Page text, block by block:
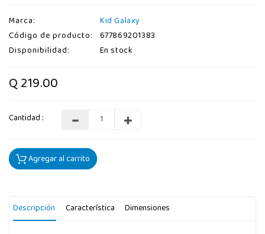
Marca:
Kid Galaxy
Código de producto:
677869201383
Disponibilidad:
En stock
Q 219.00
Cantidad :
Agregar al carrito
Descripción Característica Dimensiones